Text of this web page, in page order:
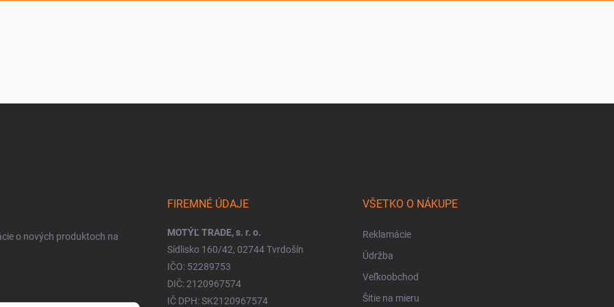
o nových produktoch na
FIREMNÉ ÚDAJE
MOTÝĽ TRADE, s. r. o.
Sídlisko 160/42, 02744 Tvrdošín
IČO: 52289753
DIČ: 2120967574
IČ DPH: SK2120967574
VŠETKO O NÁKUPE
Reklamácie
Údržba
Veľkoobchod
Šitie na mieru